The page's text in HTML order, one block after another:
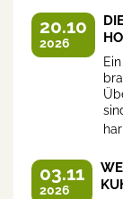
20.10
2026
03.11
2026